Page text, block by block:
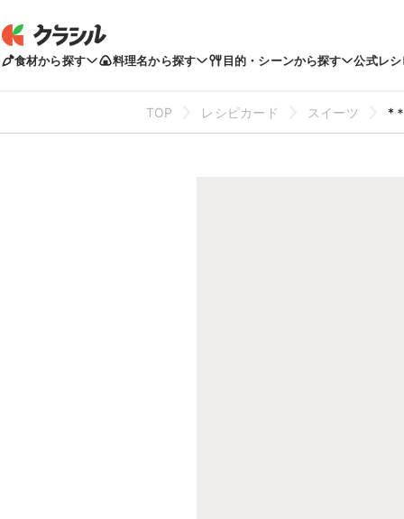
食材から探す 料理名から探す 目的・シーンから探す 公式レシ
TOP レシピカード スイーツ *